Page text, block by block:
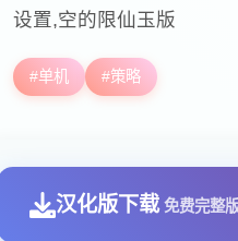
设置,空的限仙玉版
#单机 #策略
汉化版下载 免费完整